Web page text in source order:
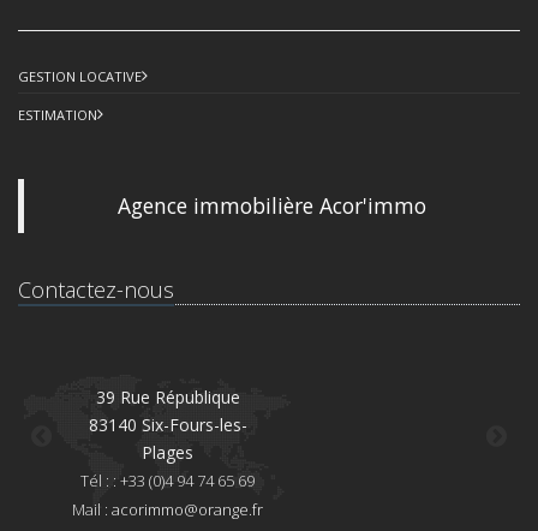
GESTION LOCATIVE
ESTIMATION
Agence immobilière Acor'immo
Contactez-nous
39 Rue République
83140 Six-Fours-les-
Plages
Tél : : +33 (0)4 94 74 65 69
Mail : acorimmo@orange.fr